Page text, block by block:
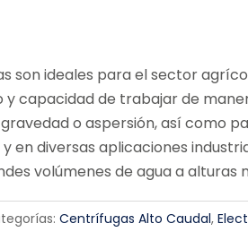
son ideales para el sector
y capacidad de trabajar de
o aspersión, así como
en diversas aplicaciones
volúmenes de agua a alturas
Centrífugas Alto Caudal,